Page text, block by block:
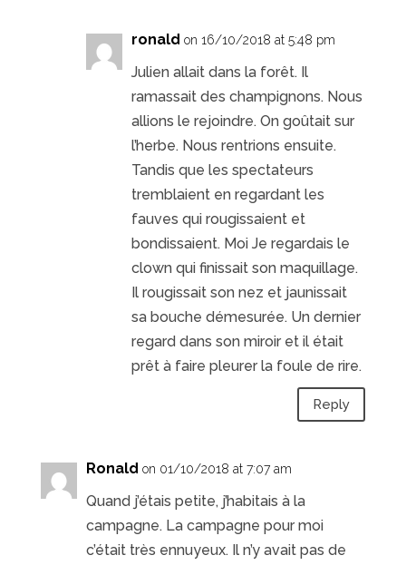
ronald on 16/10/2018 at 5:48 pm
Julien allait dans la forêt. Il
ramassait des champignons. Nous
allions le rejoindre. On goûtait sur
l’herbe. Nous rentrions ensuite.
Tandis que les spectateurs
tremblaient en regardant les
fauves qui rougissaient et
bondissaient. Moi Je regardais le
clown qui finissait son maquillage.
Il rougissait son nez et jaunissait
sa bouche démesurée. Un dernier
regard dans son miroir et il était
prêt à faire pleurer la foule de rire.
Reply
Ronald on 01/10/2018 at 7:07 am
Quand j’étais petite, j’habitais à la
campagne. La campagne pour moi
c’était très ennuyeux. Il n’y avait pas de